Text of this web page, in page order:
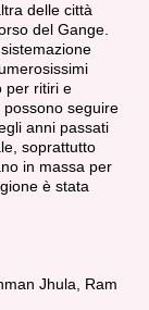
delle città
del Gange.
per ritiri e
seguire
anni passati
soprattutto
in massa per
è stata
Jhula, Ram